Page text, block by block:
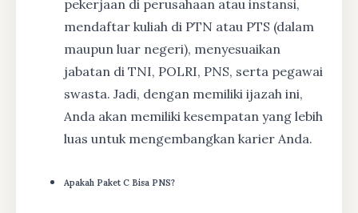
pekerjaan di perusahaan atau instansi,
mendaftar kuliah di PTN atau PTS (dalam
maupun luar negeri), menyesuaikan
jabatan di TNI, POLRI, PNS, serta pegawai
swasta. Jadi, dengan memiliki ijazah ini,
Anda akan memiliki kesempatan yang lebih
luas untuk mengembangkan karier Anda.
Apakah Paket C Bisa PNS?